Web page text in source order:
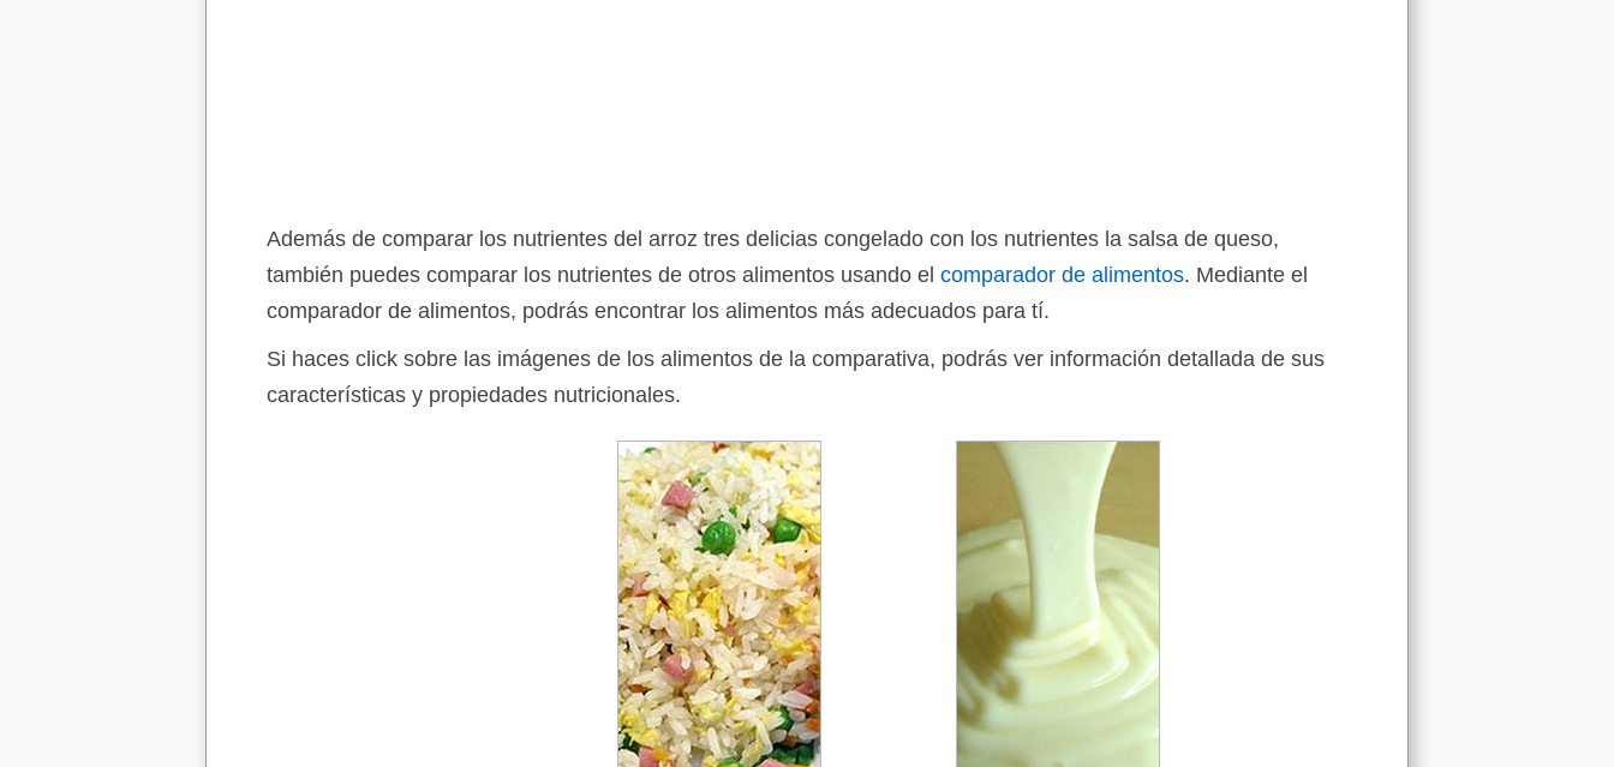
Además de comparar los nutrientes del arroz tres delicias congelado con los nutrientes la salsa de queso,
también puedes comparar los nutrientes de otros alimentos usando el comparador de alimentos. Mediante el
comparador de alimentos, podrás encontrar los alimentos más adecuados para tí.
Si haces click sobre las imágenes de los alimentos de la comparativa, podrás ver información detallada de sus
características y propiedades nutricionales.